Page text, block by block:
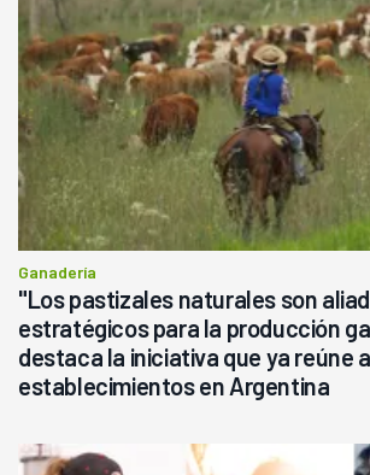
Ganadería
"Los pastizales naturales son
estratégicos para la producción
destaca la iniciativa que ya reúne
establecimientos en Argentina